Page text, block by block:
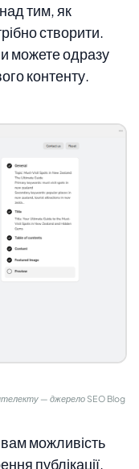
тим, як
створити.
можете одразу
контенту.
— джерело SEO Blog
можливість
публікації.